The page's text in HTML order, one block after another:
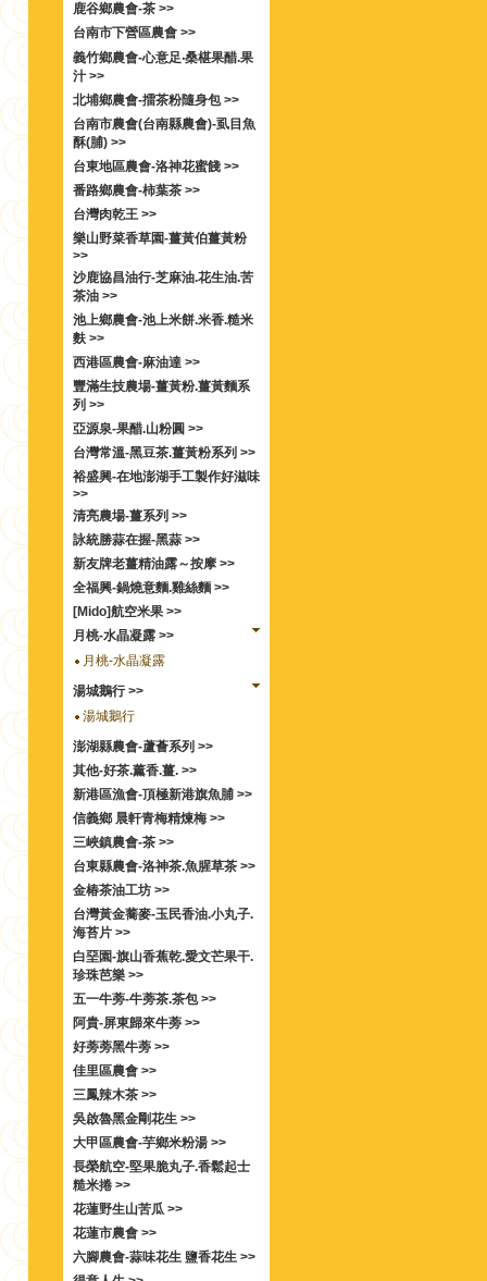
鹿谷鄉農會-茶 >>
台南市下營區農會 >>
義竹鄉農會-心意足‧桑椹果醋.果
汁 >>
北埔鄉農會-擂茶粉隨身包 >>
台南市農會(台南縣農會)-虱目魚
酥(脯) >>
台東地區農會-洛神花蜜餞 >>
番路鄉農會-柿葉茶 >>
台灣肉乾王 >>
樂山野菜香草園-薑黃伯薑黃粉
>>
沙鹿協昌油行-芝麻油.花生油.苦
茶油 >>
池上鄉農會-池上米餅.米香.糙米
麩 >>
西港區農會-麻油達 >>
豐滿生技農場-薑黃粉.薑黃麵系
列 >>
亞源泉-果醋.山粉圓 >>
台灣常溫-黑豆茶.薑黃粉系列 >>
裕盛興-在地澎湖手工製作好滋味
>>
清亮農場-薑系列 >>
詠統勝蒜在握-黑蒜 >>
新友牌老薑精油露～按摩 >>
全福興-鍋燒意麵.雞絲麵 >>
[Mido]航空米果 >>
月桃-水晶凝露 >>
月桃-水晶凝露
湯城鵝行 >>
湯城鵝行
澎湖縣農會-蘆薈系列 >>
其他-好茶.薰香.薑. >>
新港區漁會-頂極新港旗魚脯 >>
信義鄉 晨軒青梅精煉梅 >>
三峽鎮農會-茶 >>
台東縣農會-洛神茶.魚腥草茶 >>
金椿茶油工坊 >>
台灣黃金蕎麥-玉民香油.小丸子.
海苔片 >>
白堊園-旗山香蕉乾.愛文芒果干.
珍珠芭樂 >>
五一牛蒡-牛蒡茶.茶包 >>
阿貴-屏東歸來牛蒡 >>
好蒡蒡黑牛蒡 >>
佳里區農會 >>
三鳳辣木茶 >>
吳啟魯黑金剛花生 >>
大甲區農會-芋鄉米粉湯 >>
長榮航空-堅果脆丸子.香鬆起士
糙米捲 >>
花蓮野生山苦瓜 >>
花蓮市農會 >>
六腳農會-蒜味花生 鹽香花生 >>